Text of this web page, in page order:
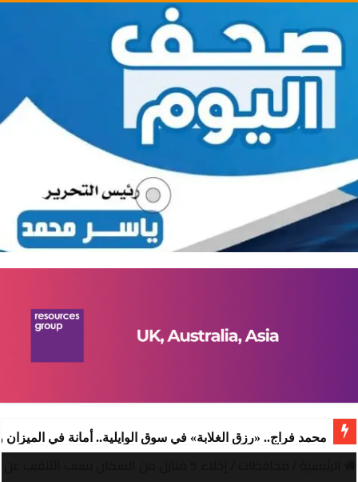
محمد فراج.. «رزق الغلابة» في سوق الوايلية.. أمانة في